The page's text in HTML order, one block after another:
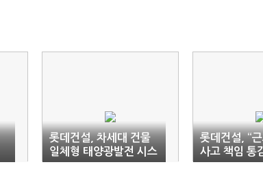
롯데건설, 차세대 건물
일체형 태양광발전 시스
템 MOU 체결
롯데건설, “
사고 책임 통
작업 중단”